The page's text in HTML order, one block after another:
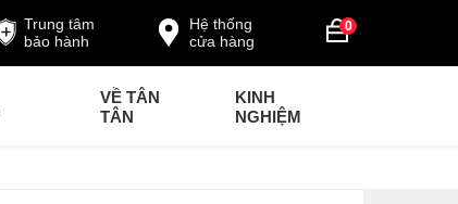
0
Hệ thống
cửa hàng
Trung tâm
bảo hành
VỀ TÂN
TÂN
KINH
NGHIỆM